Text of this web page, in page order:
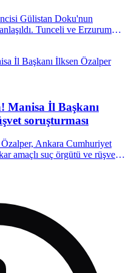
Gülistan Doku'nun
Tunceli ve Erzurum
ile eşi Handan Sonel'in de
Manisa İl Başkanı
soruşturması
Ankara Cumhuriyet
amaçlı suç örgütü ve rüşvet
üzere Ankara'ya götürüleceği